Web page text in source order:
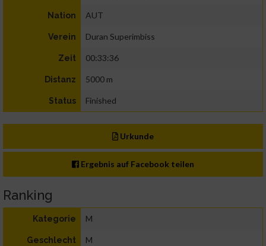
Nation AUT
Verein Duran Superimbiss
Zeit 00:33:36
Distanz 5000 m
Status Finished
Urkunde
Ergebnis auf Facebook teilen
Ranking
Kategorie M
Geschlecht M